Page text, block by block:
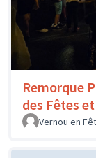
Remorque
des Fêtes
Vernou en